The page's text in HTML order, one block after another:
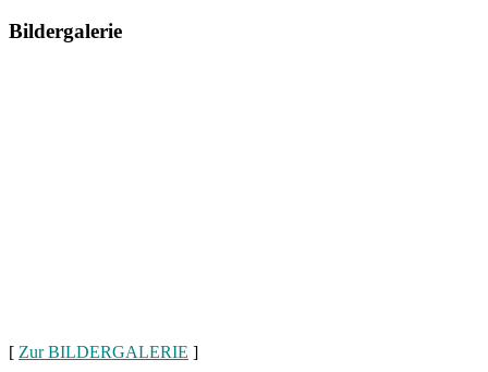
Bildergalerie
[ Zur BILDERGALERIE ]